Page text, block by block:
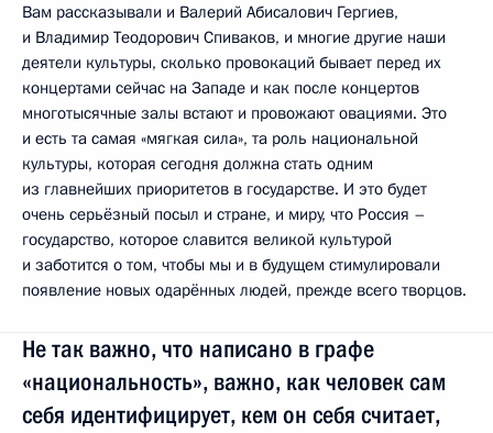
Вам рассказывали и Валерий Абисалович Гергиев,
и Владимир Теодорович Спиваков, и многие другие наши
деятели культуры, сколько провокаций бывает перед их
концертами сейчас на Западе и как после концертов
многотысячные залы встают и провожают овациями. Это
и есть та самая «мягкая сила», та роль национальной
культуры, которая сегодня должна стать одним
из главнейших приоритетов в государстве. И это будет
очень серьёзный посыл и стране, и миру, что Россия –
государство, которое славится великой культурой
и заботится о том, чтобы мы и в будущем стимулировали
появление новых одарённых людей, прежде всего творцов.
Не так важно, что написано в графе
«национальность», важно, как человек сам
себя идентифицирует, кем он себя считает,